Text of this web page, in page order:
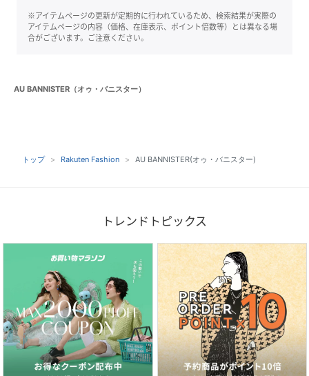
※アイテムページの更新が定期的に行われているため、検索結果が実際の
アイテムページの内容（価格、在庫表示、ポイント倍数等）とは異なる場
合がございます。ご注意ください。
AU BANNISTER（オゥ・バニスター）
トップ Rakuten Fashion AU BANNISTER(オゥ・バニスター)
トレンドトピックス